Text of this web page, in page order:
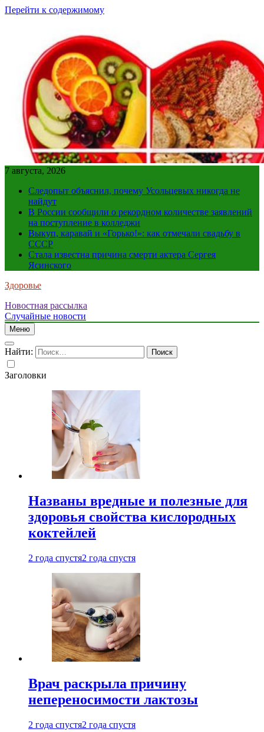
Перейти к содержимому
7 августа, 2026
Следопыт объяснил, почему Усольцевых никогда не
найдут
В России сообщили о рекордном количестве заявлений
на поступление в колледжи
Выкуп, каравай и «Горько!»: как отмечали свадьбу в
СССР
Стала известна причина смерти актера Сергея
Ясинского
Здоровье
Новостная рассылка
Случайные новости
Меню
Найти:
Заголовки
Названы вредные и полезные для
здоровья свойства кислородных
коктейлей
2 года спустя2 года спустя
Врач раскрыла причину
непереносимости лактозы
2 года спустя2 года спустя